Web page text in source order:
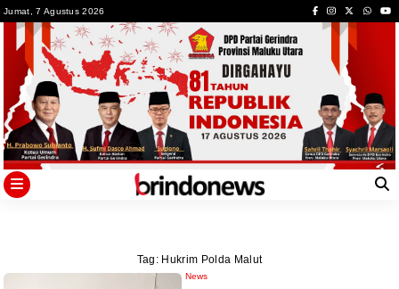
toJumat, 7 Agustus 2026
Tag: Hukrim Polda Malut
News